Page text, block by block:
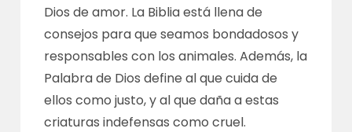
Dios de amor. La Biblia está llena de
consejos para que seamos bondadosos y
responsables con los animales. Además, la
Palabra de Dios define al que cuida de
ellos como justo, y al que daña a estas
criaturas indefensas como cruel.